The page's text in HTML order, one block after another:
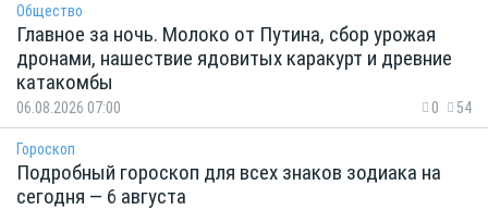
Общество
Главное за ночь. Молоко от Путина, сбор урожая
дронами, нашествие ядовитых каракурт и древние
катакомбы
06.08.2026 07:00 0 54
Гороскоп
Подробный гороскоп для всех знаков зодиака на
сегодня — 6 августа